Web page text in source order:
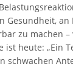
Gesundheit,
zu machen
heute: „Ein
schwachen